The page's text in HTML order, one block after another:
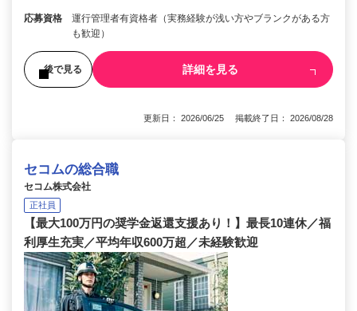
応募資格
運行管理者有資格者（実務経験が浅い方やブランクがある方
も歓迎）
後で見る 詳細を見る
更新日： 2026/06/25 掲載終了日： 2026/08/28
セコムの総合職
セコム株式会社
正社員
【最大100万円の奨学金返還支援あり！】最長10連休／福
利厚生充実／平均年収600万超／未経験歓迎